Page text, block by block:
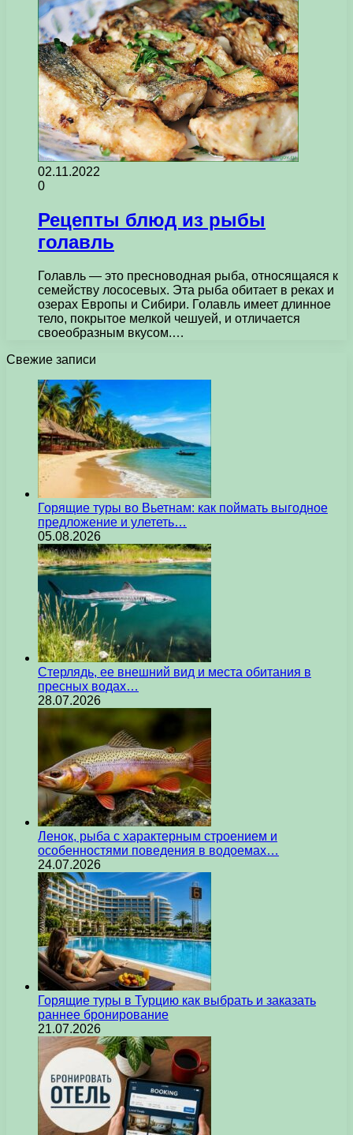
02.11.2022
0
Рецепты блюд из рыбы
голавль
Голавль — это пресноводная рыба, относящаяся к
семейству лососевых. Эта рыба обитает в реках и
озерах Европы и Сибири. Голавль имеет длинное
тело, покрытое мелкой чешуей, и отличается
своеобразным вкусом.…
Свежие записи
Горящие туры во Вьетнам: как поймать выгодное
предложение и улететь…
05.08.2026
Стерлядь, ее внешний вид и места обитания в
пресных водах…
28.07.2026
Ленок, рыба с характерным строением и
особенностями поведения в водоемах…
24.07.2026
Горящие туры в Турцию как выбрать и заказать
раннее бронирование
21.07.2026